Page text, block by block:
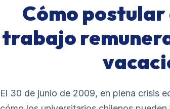
Cómo postular
trabajo
El 30 de junio de 2009, en plena crisis